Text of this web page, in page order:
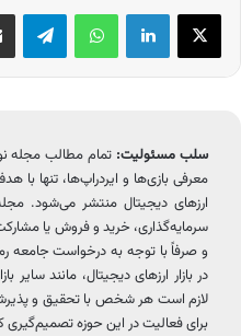
X لینکدین واتس آپ
سلب مسئولیت: تمام مطالب مجله
معرفی بازی‌ها و ایردراپ‌ها، تنها با
ارزهای دیجیتال منتشر می‌شود.
سرمایه‌گذاری، خرید و فروش یا
و صرفاً با توجه به درخواست جامعه
در بازار ارزهای دیجیتال، مانند
لازم است هر شخص با تحقیق و
برای فعالیت در این حوزه تصمیم‌گیری